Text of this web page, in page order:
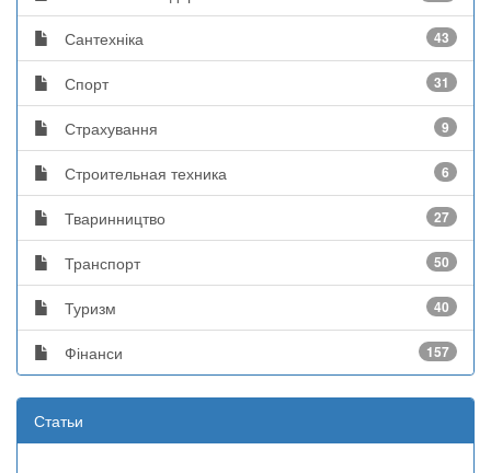
Сантехніка 43
Спорт 31
Страхування 9
Строительная техника 6
Тваринництво 27
Транспорт 50
Туризм 40
Фінанси 157
Статьи